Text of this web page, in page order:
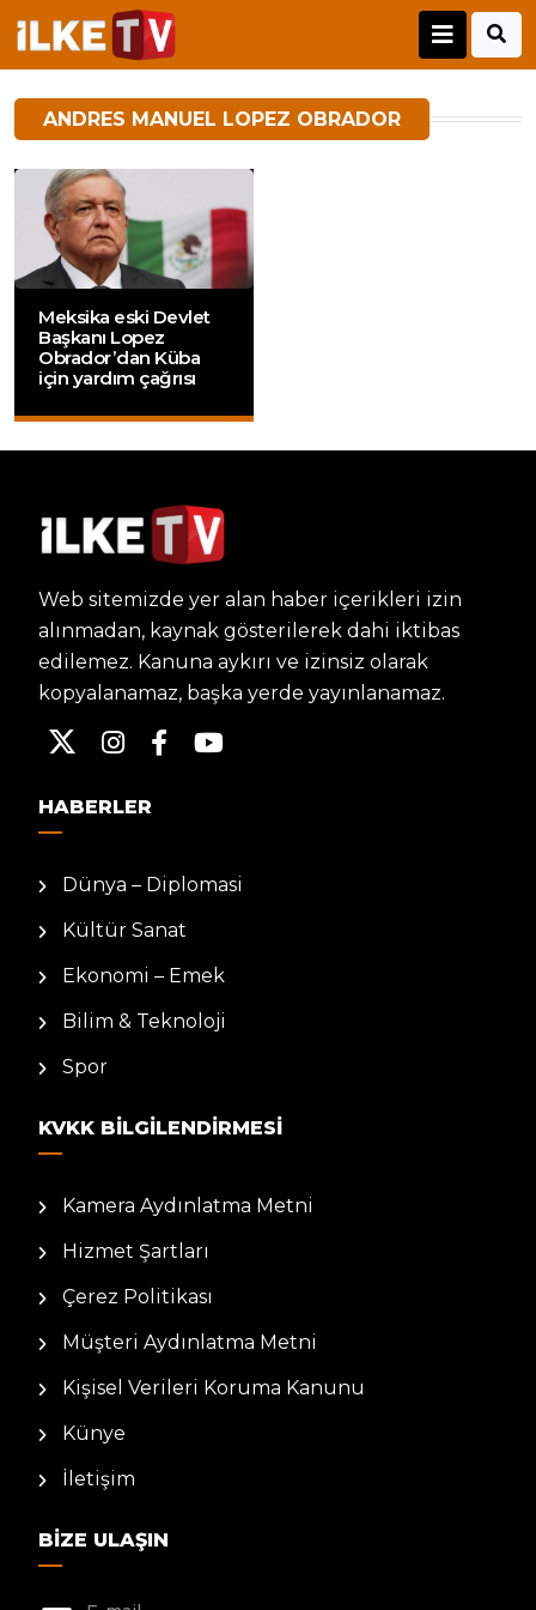
ANDRES MANUEL LOPEZ OBRADOR
Meksika eski Devlet
Başkanı Lopez
Obrador’dan Küba
için yardım çağrısı
Web sitemizde yer alan haber içerikleri izin
alınmadan, kaynak gösterilerek dahi iktibas
edilemez. Kanuna aykırı ve izinsiz olarak
kopyalanamaz, başka yerde yayınlanamaz.
HABERLER
Dünya – Diplomasi
Kültür Sanat
Ekonomi – Emek
Bilim & Teknoloji
Spor
KVKK BILGILENDIRMESI
Kamera Aydınlatma Metni
Hizmet Şartları
Çerez Politikası
Müşteri Aydınlatma Metni
Kişisel Verileri Koruma Kanunu
Künye
İletişim
BIZE ULAŞIN